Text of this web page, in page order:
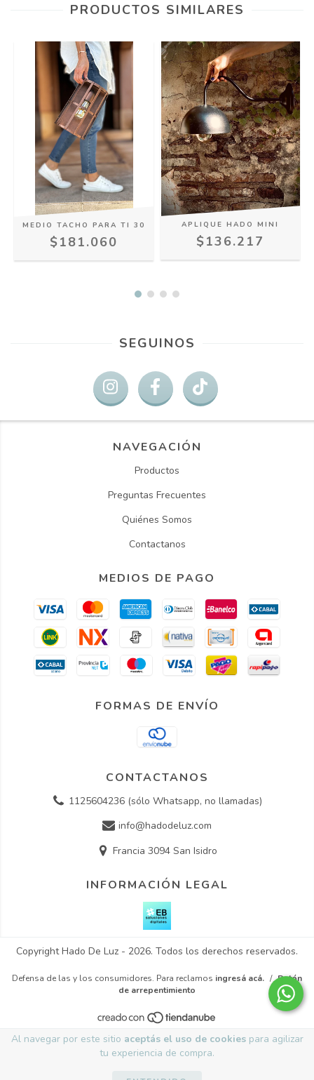
Al navegar por este sitio aceptás el uso de cookiespara agilizar
tu experiencia de compra.
PRODUCTOS SIMILARES
MEDIO TACHO PARA TI 30
$181.060
APLIQUE HADO MINI
$136.217
SEGUINOS
NAVEGACIÓN
Productos
Preguntas Frecuentes
Quiénes Somos
Contactanos
MEDIOS DE PAGO
FORMAS DE ENVÍO
CONTACTANOS
1125604236 (sólo Whatsapp, no llamadas)
info@hadodeluz.com
Francia 3094 San Isidro
INFORMACIÓN LEGAL
Copyright Hado De Luz - 2026. Todos los derechos reservados.
Defensa de las y los consumidores. Para reclamos ingresá acá. / Botón
de arrepentimiento